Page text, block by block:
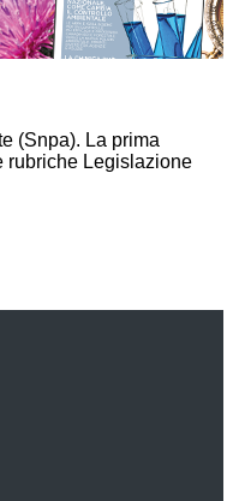
(Snpa). La prima
rubriche Legislazione